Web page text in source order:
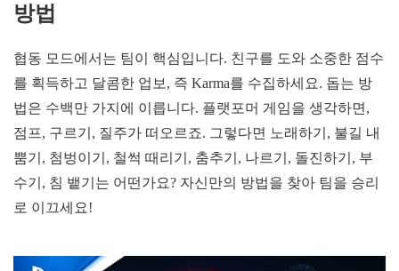
방법
협동 모드에서는 팀이 핵심입니다. 친구를 도와 소중한 점수
를 획득하고 달콤한 업보, 즉 Karma를 수집하세요. 돕는 방
법은 수백만 가지에 이릅니다. 플랫포머 게임을 생각하면,
점프, 구르기, 질주가 떠오르죠. 그렇다면 노래하기, 불길 내
뿜기, 첨벙이기, 철썩 때리기, 춤추기, 나르기, 돌진하기, 부
수기, 침 뱉기는 어떤가요? 자신만의 방법을 찾아 팀을 승리
로 이끄세요!